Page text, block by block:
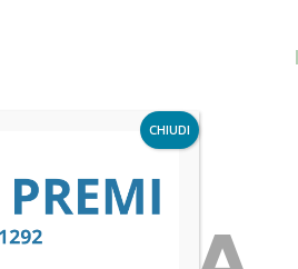
CHIUDI